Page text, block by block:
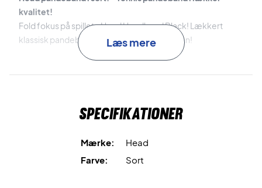
kvalitet!
Fold fokus på spillet - Head Headband Black! Lækkert
klassisk pandebånd, som absorberer sveden!
Læs mere
Specifikationer
Mærke:
Head
Farve:
Sort